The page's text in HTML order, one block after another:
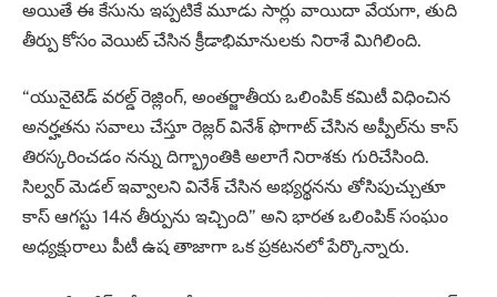
అయితే ఈ కేసును ఇప్పటికే మూడు సార్లు వాయిదా వేయగా, తుది
తీర్పు కోసం వెయిట్ చేసిన క్రీడాభిమానులకు నిరాశే మిగిలింది.
“యునైటెడ్ వరల్డ్ రెజ్లింగ్, అంతర్జాతీయ ఒలింపిక్ కమిటీ విధించిన
అనర్హతను సవాలు చేస్తూ రెజ్లర్ వినేశ్ ఫొగాట్ చేసిన అప్పీల్‌ను కాస్‌
తిరస్కరించడం నన్ను దిగ్భ్రాంతికి అలాగే నిరాశకు గురిచేసింది.
సిల్వర్ మెడల్ ఇవ్వాలని వినేశ్‌ చేసిన అభ్యర్థనను తోసిపుచ్చుతూ
కాస్‌ ఆగస్టు 14న తీర్పును ఇచ్చింది” అని భారత ఒలింపిక్ సంఘం
అధ్యక్షురాలు పీటీ ఉష తాజాగా ఒక ప్రకటనలో పేర్కొన్నారు.